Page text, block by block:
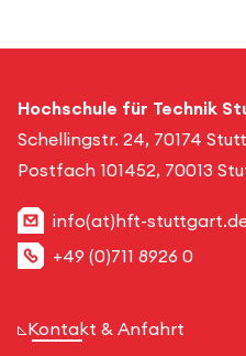
Hochschule für Technik
Schellingstr. 24, 70174
Postfach 101452, 70013
info(at)hft-
+49 (0)711 8926 0
Kontakt & Anfahrt